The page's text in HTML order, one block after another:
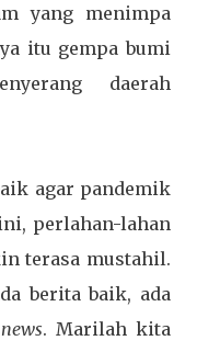
yang menimpa
itu gempa bumi
daerah
agar pandemik
perlahan-lahan
terasa mustahil.
berita baik, ada
. Marilah kita